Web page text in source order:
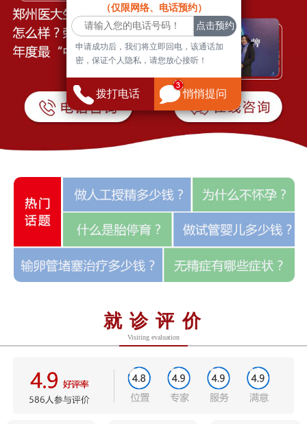
就诊评价
Visiting evaluation
（仅限网络、电话预约）
申请成功后，我们将立即回电，该通话加
密，保证个人隐私，请您放心接听！
拨打电话 悄悄提问